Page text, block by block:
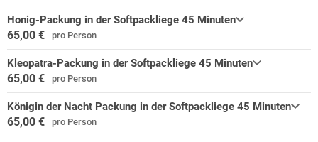
Honig-Packung in der Softpackliege 45 Minuten
65,00 € pro Person
Kleopatra-Packung in der Softpackliege 45 Minuten
65,00 € pro Person
Königin der Nacht Packung in der Softpackliege 45 Minuten
65,00 € pro Person